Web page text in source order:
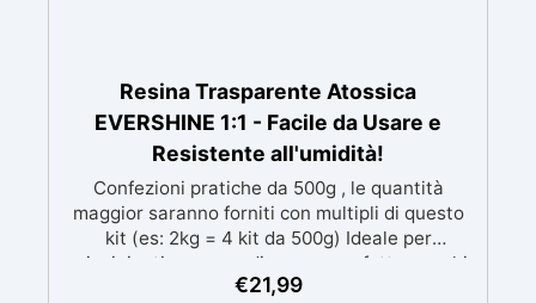
Resina Trasparente Atossica
EVERSHINE 1:1 - Facile da Usare e
Resistente all'umidità!
Confezioni pratiche da 500g , le quantità
maggior saranno forniti con multipli di questo
kit (es: 2kg = 4 kit da 500g) Ideale per
principianti: a prova di errore, perfetta per chi
inizia. Sempre lucida: garantisce una finitura
€21,99